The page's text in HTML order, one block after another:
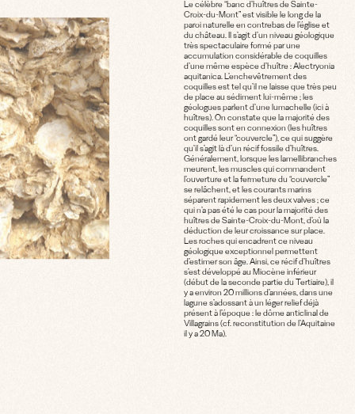
Le célèbre “banc d’huîtres de Sainte-
Croix-du-Mont” est visible le long de la
paroi naturelle en contrebas de l’église et
du château. Il s’agit d’un niveau géologique
très spectaculaire formé par une
accumulation considérable de coquilles
d’une même espèce d’huître : Alectryonia
aquitanica. L’enchevêtrement des
coquilles est tel qu’il ne laisse que très peu
de place au sédiment lui-même ; les
géologues parlent d’une lumachelle (ici à
huîtres). On constate que la majorité des
coquilles sont en connexion (les huîtres
ont gardé leur “couvercle”), ce qui suggère
qu’il s’agit là d’un récif fossile d’huîtres.
Généralement, lorsque les lamellibranches
meurent, les muscles qui commandent
l’ouverture et la fermeture du “couvercle”
se relâchent, et les courants marins
séparent rapidement les deux valves ; ce
qui n’a pas été le cas pour la majorité des
huîtres de Sainte-Croix-du-Mont, d’où la
déduction de leur croissance sur place.
Les roches qui encadrent ce niveau
géologique exceptionnel permettent
d’estimer son âge. Ainsi, ce récif d’huîtres
s’est développé au Miocène inférieur
(début de la seconde partie du Tertiaire), il
y a environ 20 millions d’années, dans une
lagune s’adossant à un léger relief déjà
présent à l’époque : le dôme anticlinal de
Villagrains (cf. reconstitution de l’Aquitaine
il y a 20 Ma).